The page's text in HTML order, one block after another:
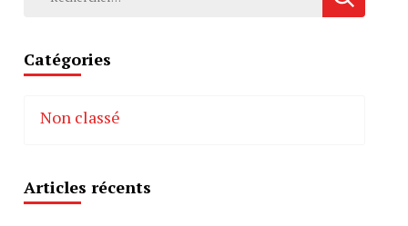
Catégories
Non classé
Articles récents